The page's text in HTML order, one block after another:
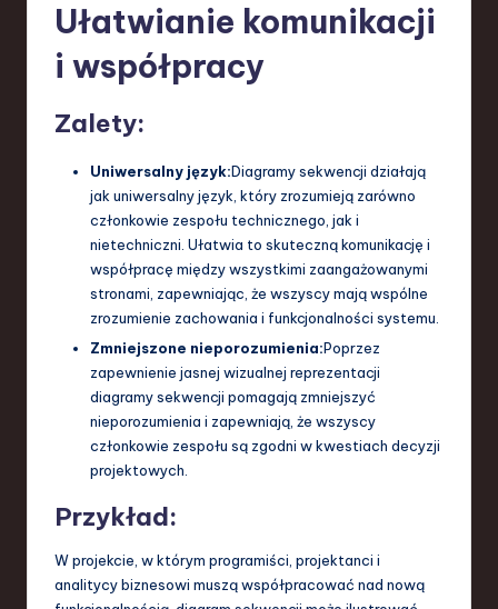
Ułatwianie komunikacji
i współpracy
Zalety:
Uniwersalny język:Diagramy sekwencji działają
jak uniwersalny język, który zrozumieją zarówno
członkowie zespołu technicznego, jak i
nietechniczni. Ułatwia to skuteczną komunikację i
współpracę między wszystkimi zaangażowanymi
stronami, zapewniając, że wszyscy mają wspólne
zrozumienie zachowania i funkcjonalności systemu.
Zmniejszone nieporozumienia:Poprzez
zapewnienie jasnej wizualnej reprezentacji
diagramy sekwencji pomagają zmniejszyć
nieporozumienia i zapewniają, że wszyscy
członkowie zespołu są zgodni w kwestiach decyzji
projektowych.
Przykład:
W projekcie, w którym programiści, projektanci i
analitycy biznesowi muszą współpracować nad nową